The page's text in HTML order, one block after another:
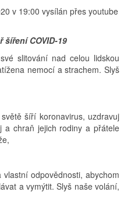
v 19:00 vysílán přes youtube
COVID-19
slitování nad celou lidskou
nemocí a strachem. Slyš
šíří koronavirus, uzdravuj
a chraň jejich rodiny a přátele
odpovědnosti, abychom
a vymýtit. Slyš naše volání,